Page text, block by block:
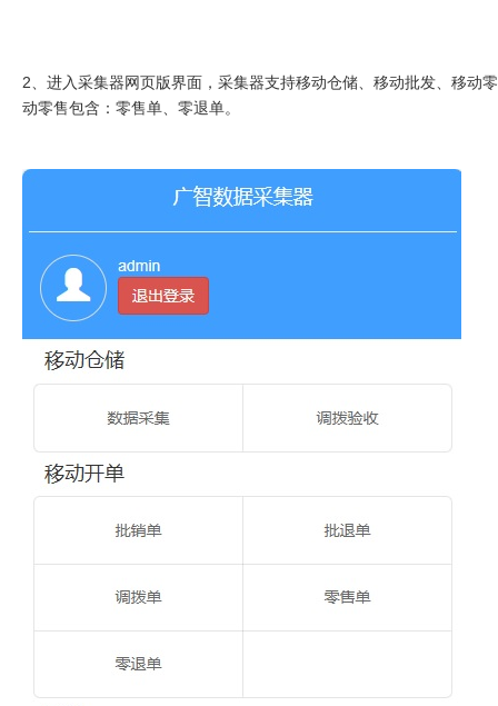
2、进入采集器网页版界面，采集器支持移动仓储、移动批发、移动
动零售包含：零售单、零退单。